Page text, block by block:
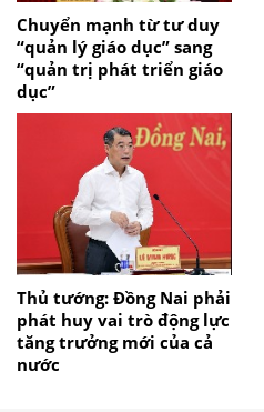
Chuyển mạnh từ tư duy
“quản lý giáo dục” sang
“quản trị phát triển giáo
dục”
Thủ tướng: Đồng Nai phải
phát huy vai trò động lực
tăng trưởng mới của cả
nước